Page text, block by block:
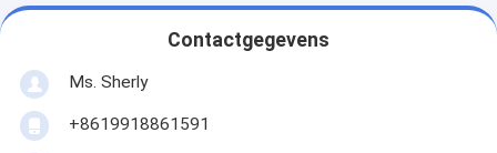
Contactgegevens
Ms. Sherly
+8619918861591